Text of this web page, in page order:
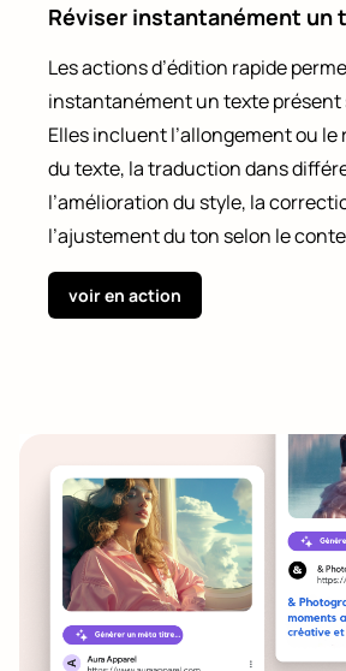
CRÉATION WEB
LE BLOG
ESPACE CLIENT
Réviser instantanément un
Les actions d’édition rapide
instantanément un texte présent
Elles incluent l’allongement ou
du texte, la traduction dans
l’amélioration du style, la
l’ajustement du ton selon le
voir en action